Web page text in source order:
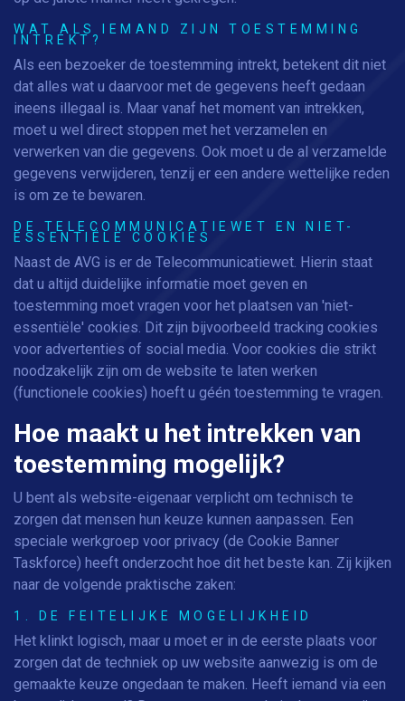
WAT ALS IEMAND ZIJN TOESTEMMING
INTREKT?
Als een bezoeker de toestemming intrekt, betekent dit niet
dat alles wat u daarvoor met de gegevens heeft gedaan
ineens illegaal is. Maar vanaf het moment van intrekken,
moet u wel direct stoppen met het verzamelen en
verwerken van die gegevens. Ook moet u de al verzamelde
gegevens verwijderen, tenzij er een andere wettelijke reden
is om ze te bewaren.
DE TELECOMMUNICATIEWET EN NIET-
ESSENTIËLE COOKIES
Naast de AVG is er de Telecommunicatiewet. Hierin staat
dat u altijd duidelijke informatie moet geven en
toestemming moet vragen voor het plaatsen van 'niet-
essentiële' cookies. Dit zijn bijvoorbeeld tracking cookies
voor advertenties of social media. Voor cookies die strikt
noodzakelijk zijn om de website te laten werken
(functionele cookies) hoeft u géén toestemming te vragen.
Hoe maakt u het intrekken van
toestemming mogelijk?
U bent als website-eigenaar verplicht om technisch te
zorgen dat mensen hun keuze kunnen aanpassen. Een
speciale werkgroep voor privacy (de Cookie Banner
Taskforce) heeft onderzocht hoe dit het beste kan. Zij kijken
naar de volgende praktische zaken:
1. DE FEITELIJKE MOGELIJKHEID
Het klinkt logisch, maar u moet er in de eerste plaats voor
zorgen dat de techniek op uw website aanwezig is om de
gemaakte keuze ongedaan te maken. Heeft iemand via een